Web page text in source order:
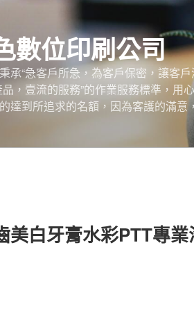
數位印刷公司
承“急客戶所急，為客戶保密，讓客
，壹流的服務”的作業服務標準，
達到所追求的名額，因為客護的滿意
美白牙膏水彩PTT專業